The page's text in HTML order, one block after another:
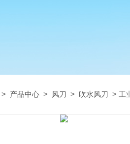
> 产品中心 > 风刀 > 吹水风刀 > 工